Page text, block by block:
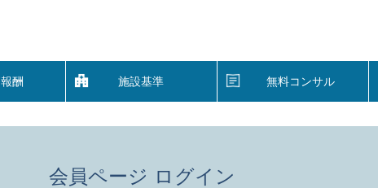
酬 施設基準 無料コンサル
会員ページ ログイン